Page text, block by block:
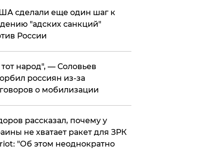
сделали еще один шаг к
"адских санкций"
России
народ", — Соловьев
россиян из-за
о мобилизации
рассказал, почему у
не хватает ракет для ЗРК
"Об этом неоднократно